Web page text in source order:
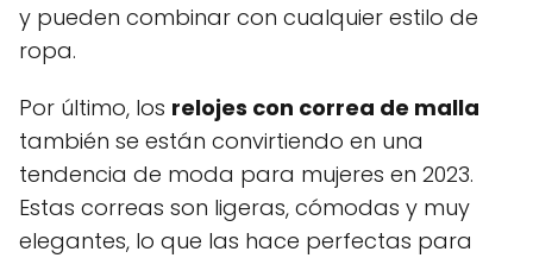
y pueden combinar con cualquier estilo de
ropa.
Por último, los relojes con correa de malla
también se están convirtiendo en una
tendencia de moda para mujeres en 2023.
Estas correas son ligeras, cómodas y muy
elegantes, lo que las hace perfectas para